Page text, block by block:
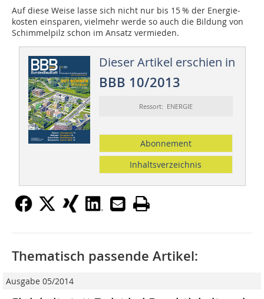
Auf diese Weise lasse sich nicht nur bis 15 % der Energie­
kosten einsparen, vielmehr werde so auch die Bildung von
Schimmelpilz schon im Ansatz vermieden.
Dieser Artikel erschien in
BBB 10/2013
Ressort: ENERGIE
Abonnement
Inhaltsverzeichnis
Thematisch passende Artikel:
Ausgabe 05/2014